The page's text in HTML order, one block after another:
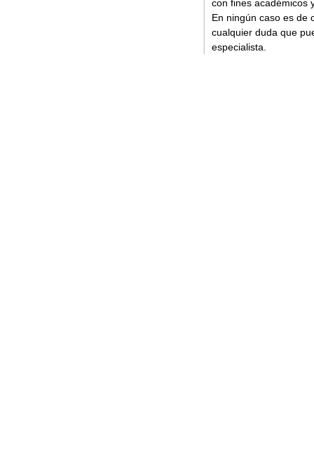
con fines académicos
En ningún caso es de
cualquier duda que
especialista.